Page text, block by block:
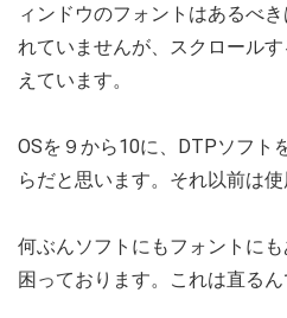
ィンドウのフォントはあるべ
れていませんが、スクロール
えています。
OSを９から10に、DTPソフト
らだと思います。それ以前は使
何ぶんソフトにもフォントにも
困っております。これは直るん